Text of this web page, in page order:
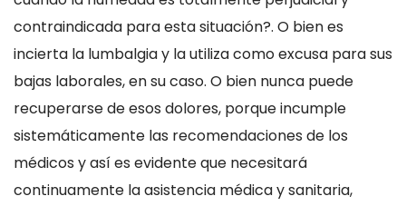
contraindicada para esta situación?. O bien es
incierta la lumbalgia y la utiliza como excusa para sus
bajas laborales, en su caso. O bien nunca puede
recuperarse de esos dolores, porque incumple
sistemáticamente las recomendaciones de los
médicos y así es evidente que necesitará
continuamente la asistencia médica y sanitaria,